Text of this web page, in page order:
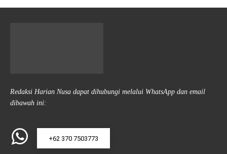
Redaksi Harian Nusa dapat dihubungi melalui WhatsApp dan email
dibawah ini:
+62 370 7503773